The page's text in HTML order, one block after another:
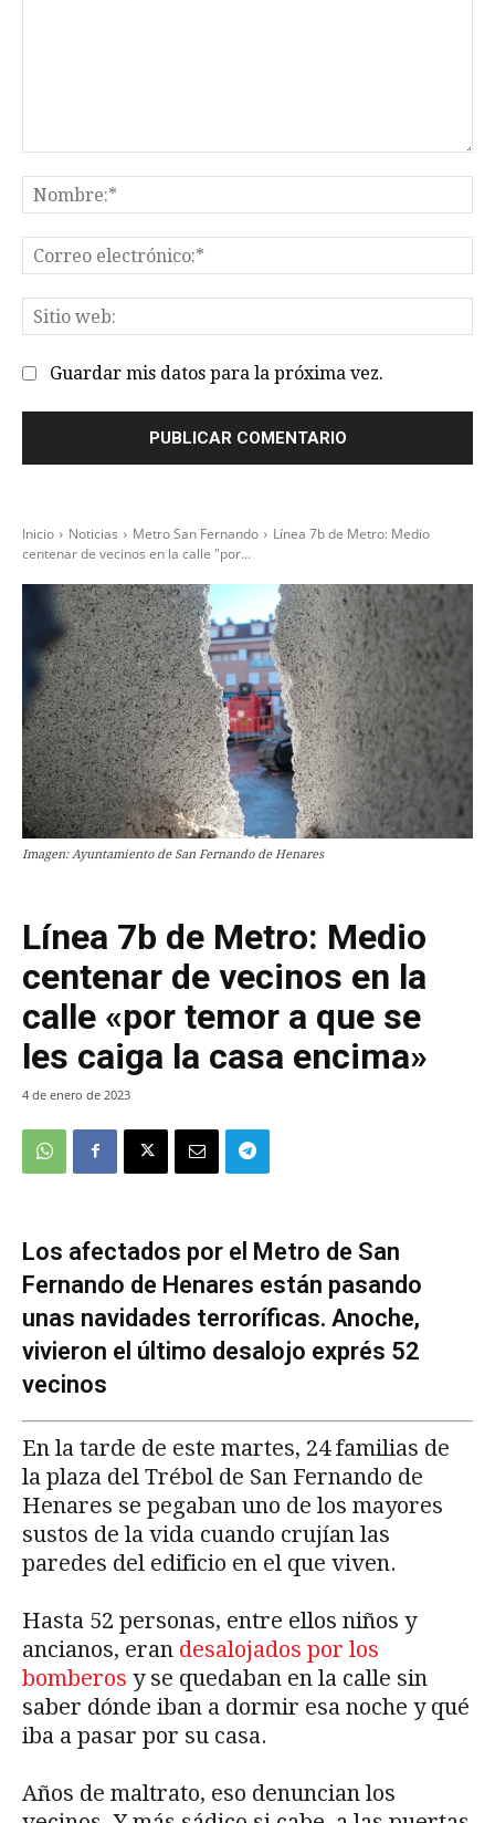
Guardar mis datos para la próxima vez.